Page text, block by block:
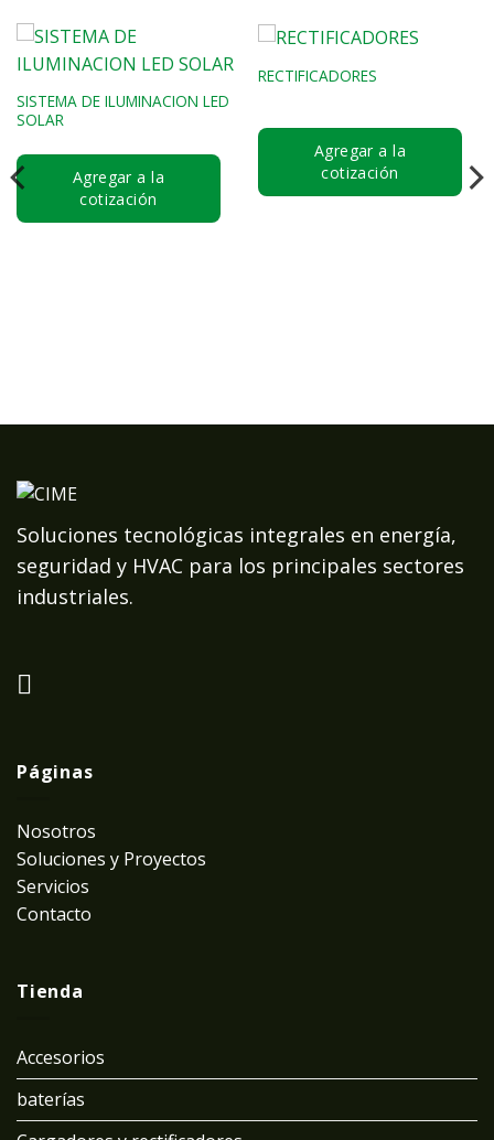
SISTEMA DE ILUMINACION LED
SOLAR
Agregar a la
cotización
RECTIFICADORES
Agregar a la
cotización
Soluciones tecnológicas integrales en energía,
seguridad y HVAC para los principales sectores
industriales.
Páginas
Nosotros
Soluciones y Proyectos
Servicios
Contacto
Tienda
Accesorios
baterías